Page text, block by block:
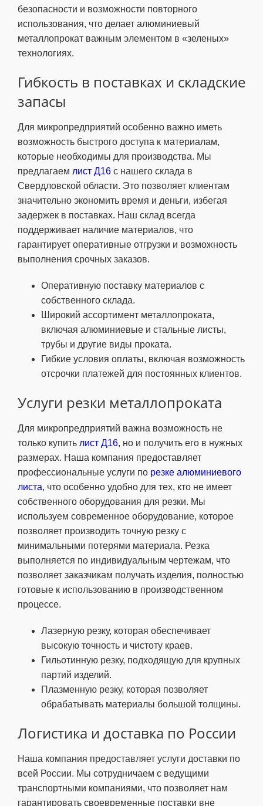
безопасности и возможности повторного
использования, что делает алюминиевый
металлопрокат важным элементом в «зеленых»
технологиях.
Гибкость в поставках и складские
запасы
Для микропредприятий особенно важно иметь
возможность быстрого доступа к материалам,
которые необходимы для производства. Мы
предлагаем лист Д16 с нашего склада в
Свердловской области. Это позволяет клиентам
значительно экономить время и деньги, избегая
задержек в поставках. Наш склад всегда
поддерживает наличие материалов, что
гарантирует оперативные отгрузки и возможность
выполнения срочных заказов.
Оперативную поставку материалов с
собственного склада.
Широкий ассортимент металлопроката,
включая алюминиевые и стальные листы,
трубы и другие виды проката.
Гибкие условия оплаты, включая возможность
отсрочки платежей для постоянных клиентов.
Услуги резки металлопроката
Для микропредприятий важна возможность не
только купить лист Д16, но и получить его в нужных
размерах. Наша компания предоставляет
профессиональные услуги по резке алюминиевого
листа, что особенно удобно для тех, кто не имеет
собственного оборудования для резки. Мы
используем современное оборудование, которое
позволяет производить точную резку с
минимальными потерями материала. Резка
выполняется по индивидуальным чертежам, что
позволяет заказчикам получать изделия, полностью
готовые к использованию в производственном
процессе.
Лазерную резку, которая обеспечивает
высокую точность и чистоту краев.
Гильотинную резку, подходящую для крупных
партий изделий.
Плазменную резку, которая позволяет
обрабатывать материалы большой толщины.
Логистика и доставка по России
Наша компания предоставляет услуги доставки по
всей России. Мы сотрудничаем с ведущими
транспортными компаниями, что позволяет нам
гарантировать своевременные поставки вне